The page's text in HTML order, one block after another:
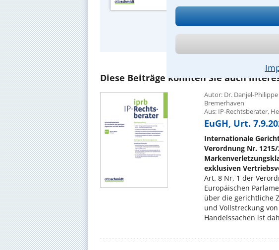
Bestellen Sie jetzt Ihr
und Sie sind immer
Diese Beiträge könnten Sie auch
Autor: Dr. Danjel-
Bremerhaven
Aus: IP-Rechtsberater,
EuGH, Urt.
Internationale
Verordnung Nr.
exklusiven
Art. 8 Nr. 1 der
Europäischen
über die gerichtliche
und Vollstreckung
Handelssachen ist